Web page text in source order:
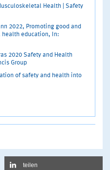
Health | Safety
2022, Promoting good and
education, In:
2020 Safety and Health
Group
of safety and health into
teilen